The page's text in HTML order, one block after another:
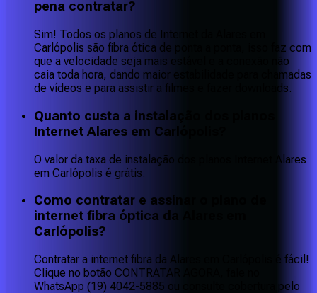
pena contratar?
Sim! Todos os planos de Internet da Alares em
Carlópolis são fibra ótica de ponta a ponta, isso faz com
que a velocidade seja mais estável e a conexão não
caia toda hora, dando maior estabilidade para chamadas
de vídeos e para assistir a filmes e fazer downloads.
Quanto custa a instalação dos planos
Internet Alares em Carlópolis?
O valor da taxa de instalação dos planos Internet Alares
em Carlópolis é grátis.
Como contratar e assinar o plano de
internet fibra óptica da Alares em
Carlópolis?
Contratar a internet fibra da Alares em Carlópolis é fácil!
Clique no botão CONTRATAR AGORA, fale no
WhatsApp (19) 4042-5885 ou consulte cobertura pelo